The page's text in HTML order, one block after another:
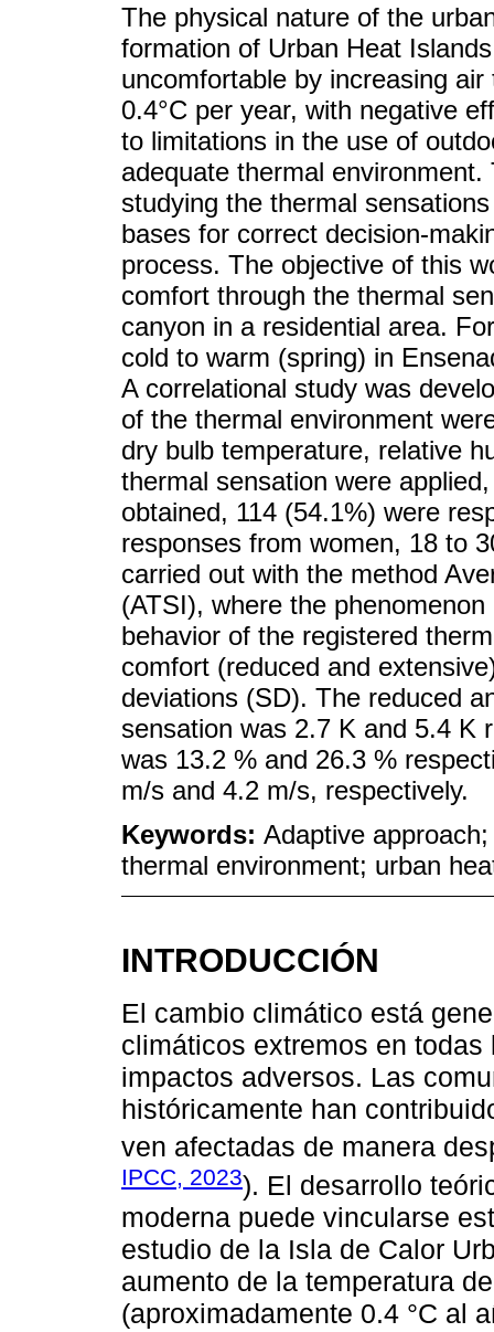
The physical nature of the
formation of Urban Heat
uncomfortable by increasing
0.4°C per year, with negative
to limitations in the use of
adequate thermal
studying the thermal
bases for correct decision-
process. The objective of this
comfort through the thermal
canyon in a residential area.
cold to warm (spring) in
A correlational study was
of the thermal environment
dry bulb temperature, relative
thermal sensation were
obtained, 114 (54.1%) were
responses from women, 18 to
carried out with the method
(ATSI), where the
behavior of the registered
comfort (reduced and
deviations (SD). The reduced
sensation was 2.7 K and 5.4 K
was 13.2 % and 26.3 %
m/s and 4.2 m/s, respectively.
Keywords: Adaptive
thermal environment; urban
INTRODUCCIÓN
El cambio climático está
climáticos extremos en
impactos adversos. Las
históricamente han
ven afectadas de manera
IPCC, 2023). El desarrollo
moderna puede vincularse
estudio de la Isla de Calor
aumento de la temperatura
(aproximadamente 0.4 °C al